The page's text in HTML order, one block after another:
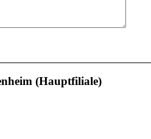
(Hauptfiliale)